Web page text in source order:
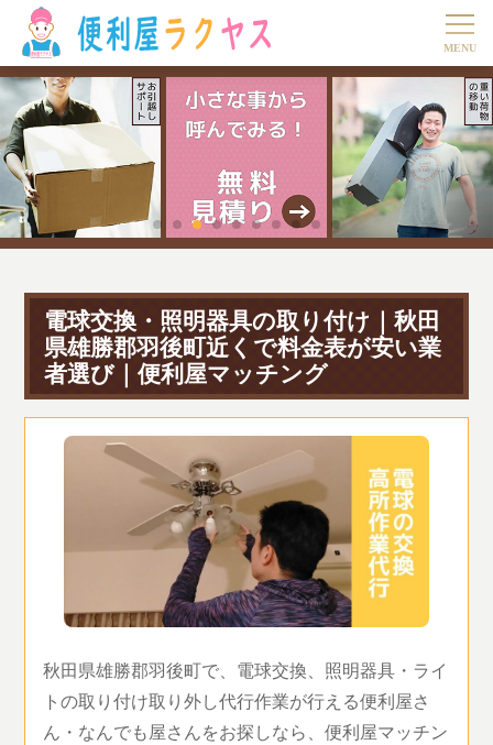
電球交換・照明器具の取り付け｜秋田
県雄勝郡羽後町近くで料金表が安い業
者選び｜便利屋マッチング
秋田県雄勝郡羽後町で、電球交換、照明器具・ライ
トの取り付け取り外し代行作業が行える便利屋さ
ん・なんでも屋さんをお探しなら、便利屋マッチン